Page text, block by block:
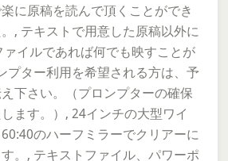
に原稿を読んで頂くことができ
, テキストで用意した原稿以外に
ァイルであれば何でも映すことが
プター利用を希望される方は、予
下さい。（プロンプターの確保
ます。）, 24インチの大型ワイ
のハーフミラーでクリアーに
。, テキストファイル、パワーポ